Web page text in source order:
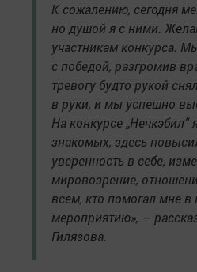
К сожалению, сегодня
но душой я с ними.
участникам конкурса.
с победой, разгромив
тревогу будто рукой
в руки, и мы успешно
На конкурсе
знакомых, здесь
уверенность в себе,
мировозрение,
всем, кто помогал мне в
мероприятию», —
Гилязова.